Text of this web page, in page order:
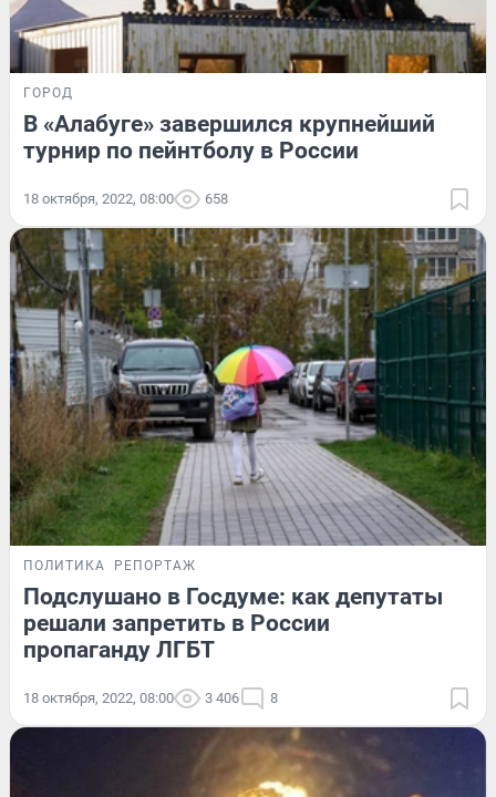
ГОРОД
В «Алабуге» завершился крупнейший
турнир по пейнтболу в России
18 октября, 2022, 08:00 658
ПОЛИТИКА РЕПОРТАЖ
Подслушано в Госдуме: как депутаты
решали запретить в России
пропаганду ЛГБТ
18 октября, 2022, 08:00 3 406 8